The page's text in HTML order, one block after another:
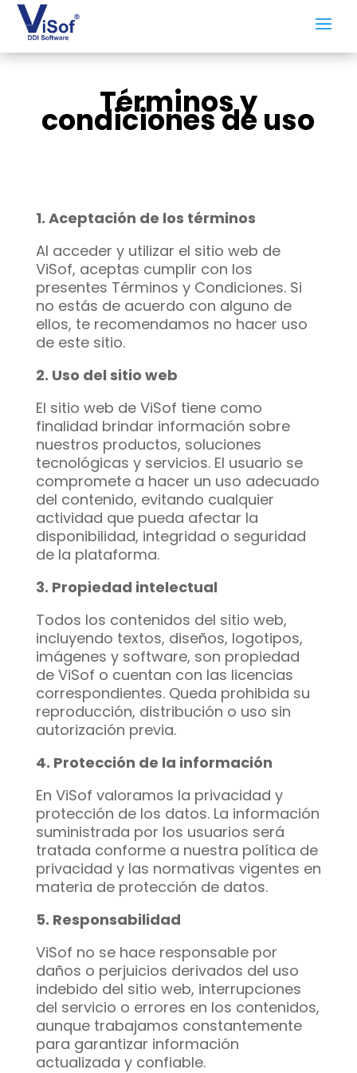
Términos y
condiciones de uso
1. Aceptación de los términos
Al acceder y utilizar el sitio web de
ViSof, aceptas cumplir con los
presentes Términos y Condiciones. Si
no estás de acuerdo con alguno de
ellos, te recomendamos no hacer uso
de este sitio.
2. Uso del sitio web
El sitio web de ViSof tiene como
finalidad brindar información sobre
nuestros productos, soluciones
tecnológicas y servicios. El usuario se
compromete a hacer un uso adecuado
del contenido, evitando cualquier
actividad que pueda afectar la
disponibilidad, integridad o seguridad
de la plataforma.
3. Propiedad intelectual
Todos los contenidos del sitio web,
incluyendo textos, diseños, logotipos,
imágenes y software, son propiedad
de ViSof o cuentan con las licencias
correspondientes. Queda prohibida su
reproducción, distribución o uso sin
autorización previa.
4. Protección de la información
En ViSof valoramos la privacidad y
protección de los datos. La información
suministrada por los usuarios será
tratada conforme a nuestra política de
privacidad y las normativas vigentes en
materia de protección de datos.
5. Responsabilidad
ViSof no se hace responsable por
daños o perjuicios derivados del uso
indebido del sitio web, interrupciones
del servicio o errores en los contenidos,
aunque trabajamos constantemente
para garantizar información
actualizada y confiable.